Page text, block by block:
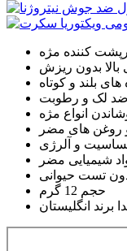
کننده مژه
بالا بدون ریزش
بلند و کوتاه
ضد لک و رطوبت
انواع مژه
روغن های مضر
و آلرژی
شیمیایی مضر
تست حیوانی
حجم 12 گرم
برند انگلیستان